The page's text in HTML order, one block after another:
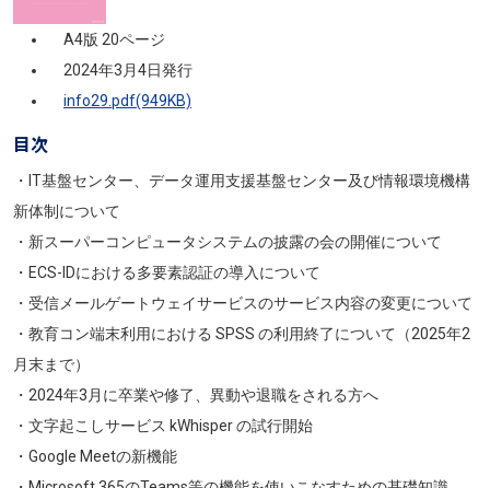
A4版 20ページ
2024年3月4日発行
info29.pdf(949KB)
目次
・IT基盤センター、データ運用支援基盤センター及び情報環境機構
新体制について
・新スーパーコンピュータシステムの披露の会の開催について
・ECS-IDにおける多要素認証の導入について
・受信メールゲートウェイサービスのサービス内容の変更について
・教育コン端末利用における SPSS の利用終了について（2025年2
月末まで）
・2024年3月に卒業や修了、異動や退職をされる方へ
・文字起こしサービス kWhisper の試行開始
・Google Meetの新機能